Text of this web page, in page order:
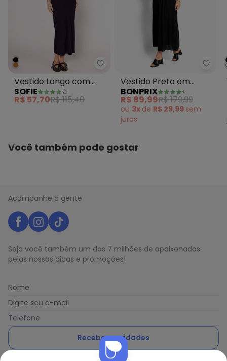
Sofie - Vestido Longo com
Vestido Longo com
Decote Nadador
Marrom
SOFIE
R$ 57,70R$ 115,40
Vestido Preto em
Malha Colméia
BONPRIX
R$ 89,99R$ 179,99
ou 3x de R$ 29,99 sem
juros
Você também pode gostar
Acompanhe a gente
Seja você também um dos 7 milhões de apaixonados
pelas nossas dicas e promoções!
Nome
Digite seu e-mail
Telefone
Receber novidades
Nós utilizamos cookies e tecnologias similares para melhorar sua